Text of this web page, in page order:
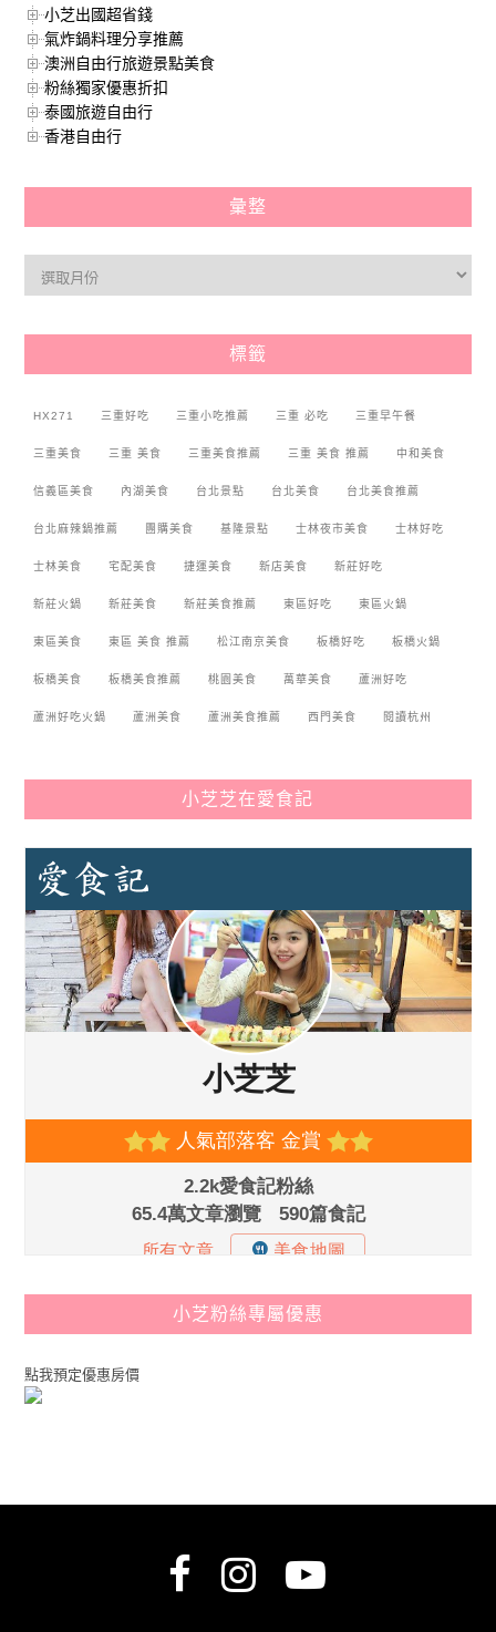
小芝出國超省錢
氣炸鍋料理分享推薦
澳洲自由行旅遊景點美食
粉絲獨家優惠折扣
泰國旅遊自由行
香港自由行
彙整
標籤
HX271 三重好吃 三重小吃推薦 三重 必吃 三重早午餐
三重美食 三重 美食 三重美食推薦 三重 美食 推薦 中和美食
信義區美食 內湖美食 台北景點 台北美食 台北美食推薦
台北麻辣鍋推薦 團購美食 基隆景點 士林夜市美食 士林好吃
士林美食 宅配美食 捷運美食 新店美食 新莊好吃
新莊火鍋 新莊美食 新莊美食推薦 東區好吃 東區火鍋
東區美食 東區 美食 推薦 松江南京美食 板橋好吃 板橋火鍋
板橋美食 板橋美食推薦 桃園美食 萬華美食 蘆洲好吃
蘆洲好吃火鍋 蘆洲美食 蘆洲美食推薦 西門美食 閱讀杭州
小芝芝在愛食記
小芝粉絲專屬優惠
點我預定優惠房價